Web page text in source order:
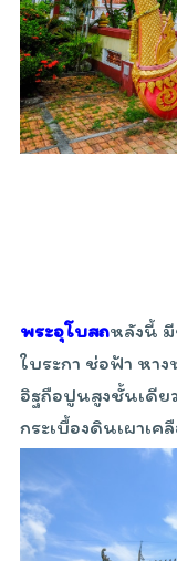
พระอุโบสถหลังนี้
ใบระกา ช่อฟ้า หา
อิฐถือปูนสูงชั้นเดีย
กระเบื้องดินเผาเค